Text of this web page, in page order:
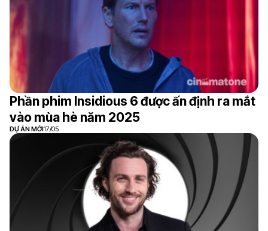
Phần phim Insidious 6 được ấn định ra mắt
vào mùa hè năm 2025
DỰ ÁN MỚI17/05